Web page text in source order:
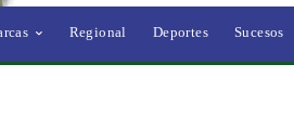
Regional Deportes Sucesos